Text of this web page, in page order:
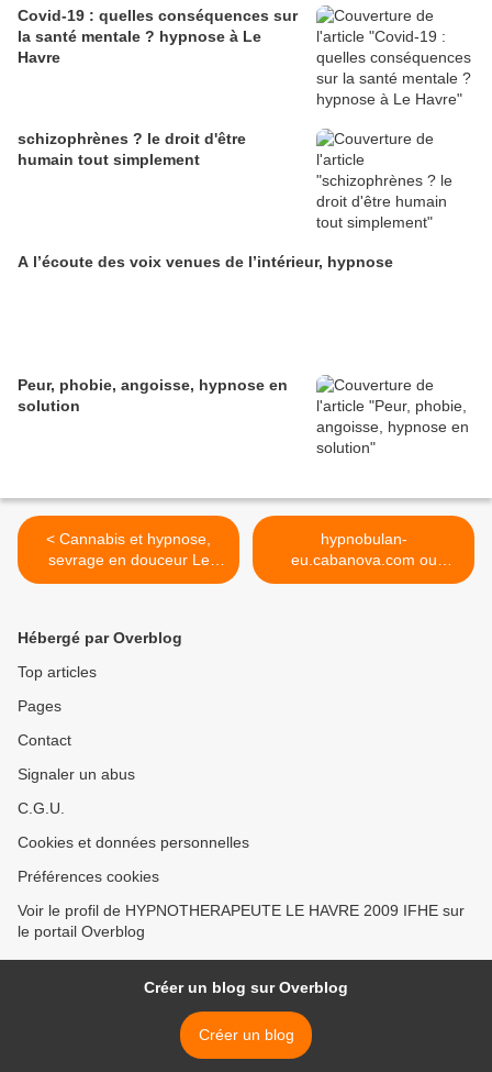
Covid-19 : quelles conséquences sur
la santé mentale ? hypnose à Le
Havre
schizophrènes ? le droit d'être
humain tout simplement
A l’écoute des voix venues de l’intérieur, hypnose
Peur, phobie, angoisse, hypnose en
solution
< Cannabis et hypnose,
sevrage en douceur Le
Havre et Paris
hypnobulan-
eu.cabanova.com ou
hypnobulan.fr avec Dimitri
Hébergé par Overblog
Top articles
Pages
Contact
Signaler un abus
C.G.U.
Cookies et données personnelles
Préférences cookies
Voir le profil de HYPNOTHERAPEUTE LE HAVRE 2009 IFHE sur
le portail Overblog
Créer un blog sur Overblog
Créer un blog